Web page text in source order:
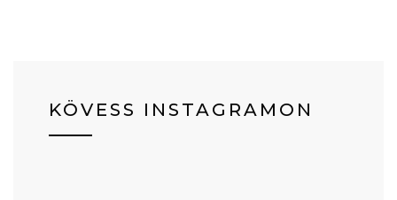
KÖVESS INSTAGRAMON